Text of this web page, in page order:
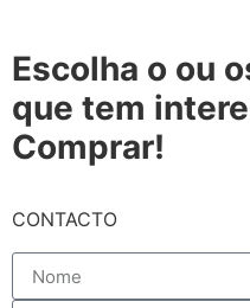
Escolha o ou
que tem
Comprar!
CONTACTO